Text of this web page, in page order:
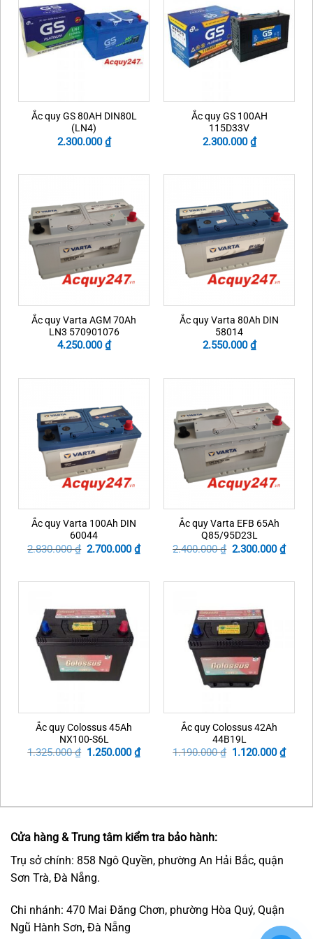
Ắc quy GS 80AH DIN80L
(LN4)
2.300.000₫
Ắc quy GS 100AH
115D33V
2.300.000₫
Ắc quy Varta AGM 70Ah
LN3 570901076
4.250.000₫
Ắc quy Varta 80Ah DIN
58014
2.550.000₫
Ắc quy Varta 100Ah DIN
60044
2.830.000₫ Original
2.700.000₫Current
price
Ắc quy Varta EFB 65Ah
Q85/95D23L
2.400.000₫ Original
2.300.000₫
price
Ắc quy Colossus 45Ah
NX100-S6L
1.325.000₫ Original
1.250.000₫Current
price
Ắc quy Colossus 42Ah
44B19L
1.190.000₫ Original
1.120.000₫
price
Cửa hàng & Trung tâm kiểm tra bảo hành:
Trụ sở chính: 858 Ngô Quyền, phường An Hải Bắc, quận
Sơn Trà, Đà Nẵng.
Chi nhánh: 470 Mai Đăng Chơn, phường Hòa Quý, Quận
Ngũ Hành Sơn, Đà Nẵng